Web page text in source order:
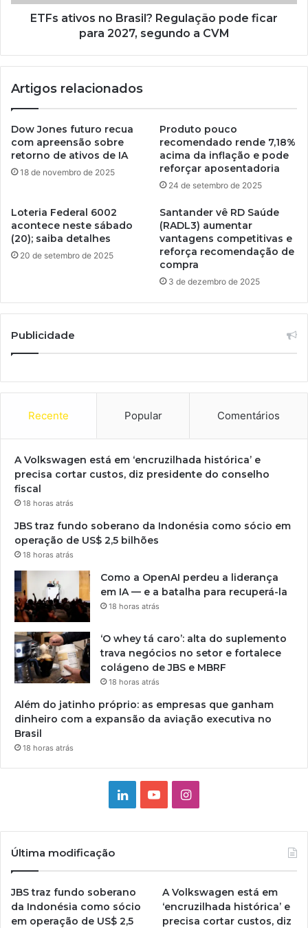
ETFs ativos no Brasil? Regulação pode ficar
para 2027, segundo a CVM
Artigos relacionados
Dow Jones futuro recua
com apreensão sobre
retorno de ativos de IA
18 de novembro de 2025
Produto pouco
recomendado rende 7,18%
acima da inflação e pode
reforçar aposentadoria
24 de setembro de 2025
Loteria Federal 6002
acontece neste sábado
(20); saiba detalhes
20 de setembro de 2025
Santander vê RD Saúde
(RADL3) aumentar
vantagens competitivas e
reforça recomendação de
compra
3 de dezembro de 2025
Publicidade
Recente Popular Comentários
A Volkswagen está em ‘encruzilhada histórica’ e
precisa cortar custos, diz presidente do conselho
fiscal
18 horas atrás
JBS traz fundo soberano da Indonésia como sócio em
operação de US$ 2,5 bilhões
18 horas atrás
Como a OpenAI perdeu a liderança
em IA — e a batalha para recuperá-la
18 horas atrás
‘O whey tá caro’: alta do suplemento
trava negócios no setor e fortalece
colágeno de JBS e MBRF
18 horas atrás
Além do jatinho próprio: as empresas que ganham
dinheiro com a expansão da aviação executiva no
Brasil
18 horas atrás
LinkedinYouTubeInstagram
Última modificação
JBS traz fundo soberano
da Indonésia como sócio
em operação de US$ 2,5
A Volkswagen está em
‘encruzilhada histórica’ e
precisa cortar custos, diz